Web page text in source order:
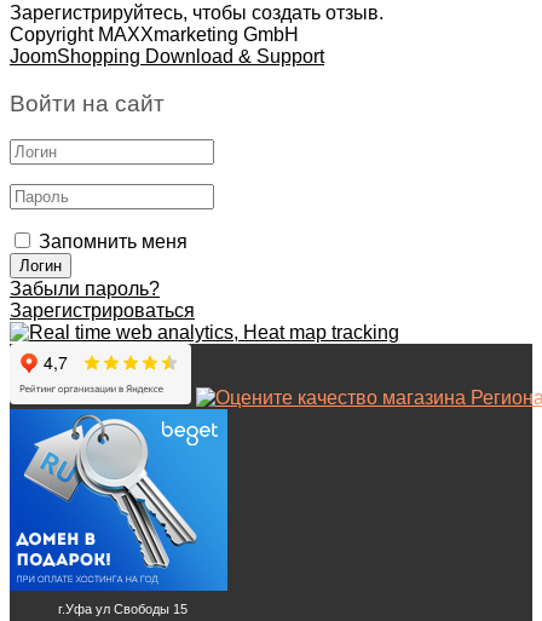
Зарегистрируйтесь, чтобы создать отзыв.
Copyright MAXXmarketing GmbH
JoomShopping Download & Support
Войти на сайт
Запомнить меня
Забыли пароль?
Зарегистрироваться
г.Уфа ул Свободы 15